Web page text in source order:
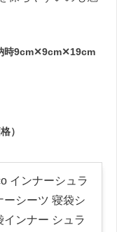
時9cm✕9cm✕19cm
）
インナーシュラ
ーシーツ 寝袋シ
インナー シュラ